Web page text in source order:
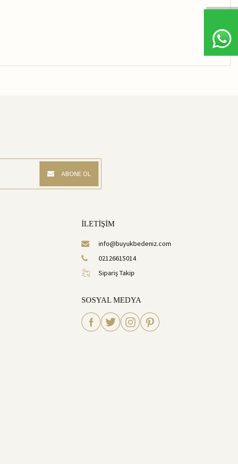
ABONE OL
İLETİŞİM
info@buyukbedeniz.com
02126615014
Sipariş Takip
SOSYAL MEDYA